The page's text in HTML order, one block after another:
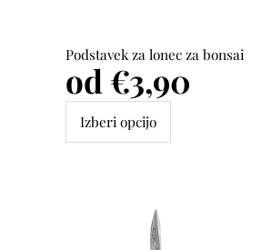
Podstavek za lonec za bonsai
Cena
od €3,90
Izberi opcijo